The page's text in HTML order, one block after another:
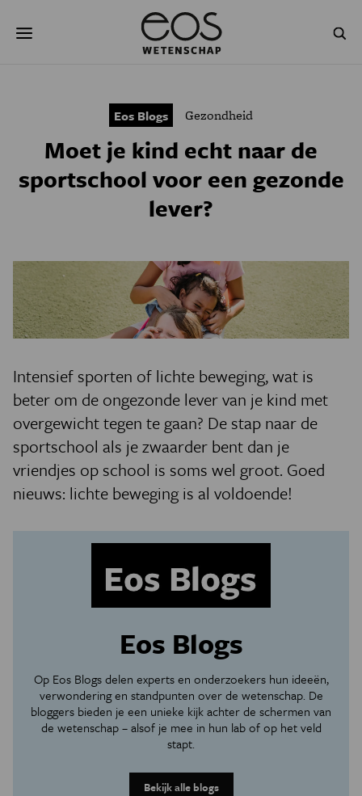
naar
GEZONDHEID
NATUURWETENSCHAPPEN
JONGE UITDAGERS
Eos Blogs Gezondheid
Moet je kind echt naar de
sportschool voor een gezonde
lever?
Intensief sporten of lichte beweging, wat is
beter om de ongezonde lever van je kind met
overgewicht tegen te gaan? De stap naar de
sportschool als je zwaarder bent dan je
vriendjes op school is soms wel groot. Goed
nieuws: lichte beweging is al voldoende!
Eos Blogs
Op Eos Blogs delen experts en onderzoekers hun ideeën,
verwondering en standpunten over de wetenschap. De
bloggers bieden je een unieke kijk achter de schermen van
de wetenschap – alsof je mee in hun lab of op het veld
stapt.
Bekijk alle blogs